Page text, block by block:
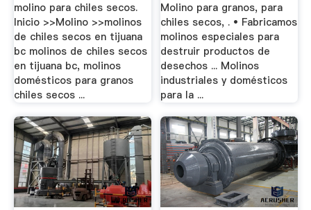
molino para chiles secos.
Inicio >>Molino >>molinos
de chiles secos en tijuana
bc molinos de chiles secos
en tijuana bc, molinos
domésticos para granos
chiles secos ...
Molino para granos, para
chiles secos, . • Fabricamos
molinos especiales para
destruir productos de
desechos ... Molinos
industriales y domésticos
para la ...